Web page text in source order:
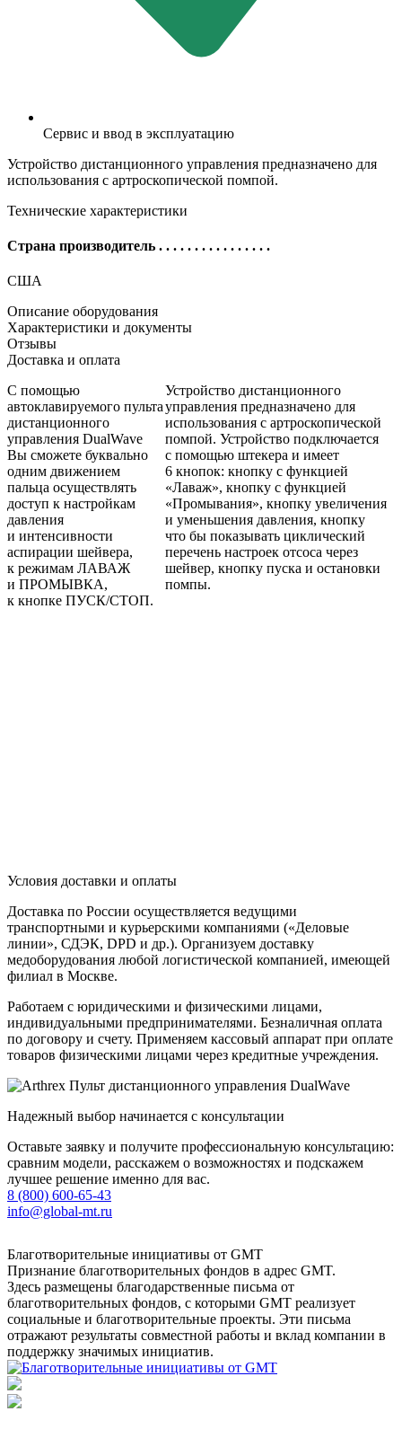
Сервис и ввод в эксплуатацию
Устройство дистанционного управления предназначено для
использования с артроскопической помпой.
Технические характеристики
Страна производитель . . . . . . . . . . . . . . . .
США
Описание оборудования
Характеристики и документы
Отзывы
Доставка и оплата
С помощью
автоклавируемого пульта
дистанционного
управления DualWave
Вы сможете буквально
одним движением
пальца осуществлять
доступ к настройкам
давления
и интенсивности
аспирации шейвера,
к режимам ЛАВАЖ
и ПРОМЫВКА,
к кнопке ПУСК/СТОП.
Устройство дистанционного
управления предназначено для
использования с артроскопической
помпой. Устройство подключается
с помощью штекера и имеет
6 кнопок: кнопку с функцией
«Лаваж», кнопку с функцией
«Промывания», кнопку увеличения
и уменьшения давления, кнопку
что бы показывать циклический
перечень настроек отсоса через
шейвер, кнопку пуска и остановки
помпы.
Условия доставки и оплаты
Доставка по России осуществляется ведущими
транспортными и курьерскими компаниями («Деловые
линии», СДЭК, DPD и др.). Организуем доставку
медоборудования любой логистической компанией, имеющей
филиал в Москве.
Работаем с юридическими и физическими лицами,
индивидуальными предпринимателями. Безналичная оплата
по договору и счету. Применяем кассовый аппарат при оплате
товаров физическими лицами через кредитные учреждения.
Надежный выбор начинается с консультации
Оставьте заявку и получите профессиональную консультацию:
сравним модели, расскажем о возможностях и подскажем
лучшее решение именно для вас.
8 (800) 600-65-43
info@global-mt.ru
Благотворительные инициативы от GMT
Признание благотворительных фондов в адрес GMT.
Здесь размещены благодарственные письма от
благотворительных фондов, с которыми GMT реализует
социальные и благотворительные проекты. Эти письма
отражают результаты совместной работы и вклад компании в
поддержку значимых инициатив.